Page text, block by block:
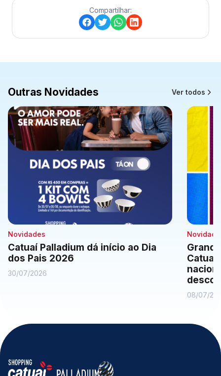
Compartilhar:
Outras Novidades Ver todos
Novidades
Catuaí Palladium dá início ao Dia
dos Pais 2026
30/07/2026
Catuaí
08/07/